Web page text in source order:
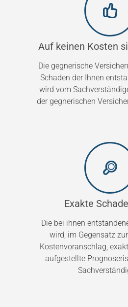
Auf keinen Kosten
Die gegnerische
Schaden der Ihnen
wird vom
der gegnerischen
Exakte
Die bei ihnen
wird, im Gegensatz
Kostenvoranschlag,
aufgestellte